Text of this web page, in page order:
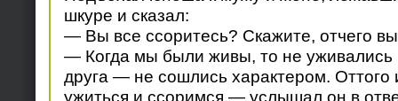
шкуре и сказал:
— Вы все ссоритесь? Скажите, отчего
— Когда мы были живы, то не уживались
друга — не сошлись характером.
ужиться и ссоримся,— услышал он в